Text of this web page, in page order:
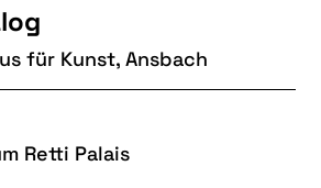
für Kunst, Ansbach
Retti Palais